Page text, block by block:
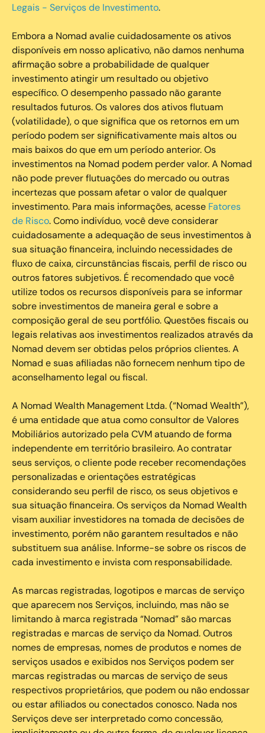
Legais - Serviços de Investimento.
Embora a Nomad avalie cuidadosamente os ativos
disponíveis em nosso aplicativo, não damos nenhuma
afirmação sobre a probabilidade de qualquer
investimento atingir um resultado ou objetivo
específico. O desempenho passado não garante
resultados futuros. Os valores dos ativos flutuam
(volatilidade), o que significa que os retornos em um
período podem ser significativamente mais altos ou
mais baixos do que em um período anterior. Os
investimentos na Nomad podem perder valor. A Nomad
não pode prever flutuações do mercado ou outras
incertezas que possam afetar o valor de qualquer
investimento. Para mais informações, acesse Fatores
de Risco. Como indivíduo, você deve considerar
cuidadosamente a adequação de seus investimentos à
sua situação financeira, incluindo necessidades de
fluxo de caixa, circunstâncias fiscais, perfil de risco ou
outros fatores subjetivos. É recomendado que você
utilize todos os recursos disponíveis para se informar
sobre investimentos de maneira geral e sobre a
composição geral de seu portfólio. Questões fiscais ou
legais relativas aos investimentos realizados através da
Nomad devem ser obtidas pelos próprios clientes. A
Nomad e suas afiliadas não fornecem nenhum tipo de
aconselhamento legal ou fiscal.
A Nomad Wealth Management Ltda. (“Nomad Wealth”),
é uma entidade que atua como consultor de Valores
Mobiliários autorizado pela CVM atuando de forma
independente em território brasileiro. Ao contratar
seus serviços, o cliente pode receber recomendações
personalizadas e orientações estratégicas
considerando seu perfil de risco, os seus objetivos e
sua situação financeira. Os serviços da Nomad Wealth
visam auxiliar investidores na tomada de decisões de
investimento, porém não garantem resultados e não
substituem sua análise. Informe-se sobre os riscos de
cada investimento e invista com responsabilidade.
As marcas registradas, logotipos e marcas de serviço
que aparecem nos Serviços, incluindo, mas não se
limitando à marca registrada “Nomad” são marcas
registradas e marcas de serviço da Nomad. Outros
nomes de empresas, nomes de produtos e nomes de
serviços usados e exibidos nos Serviços podem ser
marcas registradas ou marcas de serviço de seus
respectivos proprietários, que podem ou não endossar
ou estar afiliados ou conectados conosco. Nada nos
Serviços deve ser interpretado como concessão,